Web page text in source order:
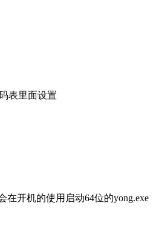
表里面设置
开机的使用启动64位的yong.exe